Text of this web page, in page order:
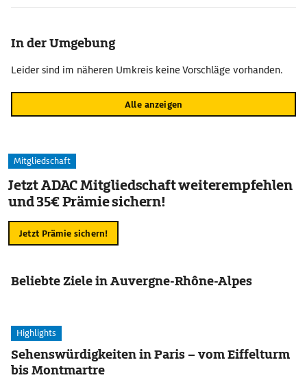
In der Umgebung
Leider sind im näheren Umkreis keine Vorschläge vorhanden.
Alle anzeigen
Mitgliedschaft
Jetzt ADAC Mitgliedschaft weiterempfehlen
und 35€ Prämie sichern!
Jetzt Prämie sichern!
Beliebte Ziele in Auvergne-Rhône-Alpes
Highlights
Sehenswürdigkeiten in Paris – vom Eiffelturm
bis Montmartre